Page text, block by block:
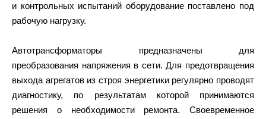
и контрольных испытаний оборудование поставлено под
рабочую нагрузку.
Автотрансформаторы предназначены для
преобразования напряжения в сети. Для предотвращения
выхода агрегатов из строя энергетики регулярно проводят
диагностику, по результатам которой принимаются
решения о необходимости ремонта. Своевременное